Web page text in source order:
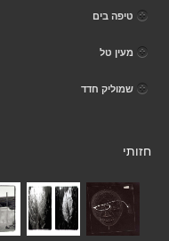
טיפה בים
מעין טל
שמוליק חדד
חזותי